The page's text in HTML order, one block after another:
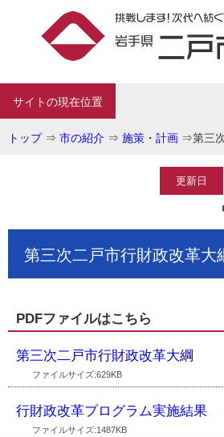
サイトの現在位置
トップ⇒ 市の紹介 ⇒ 施策・計画 ⇒第三
更新日
第三次二戸市行財政改革大
PDFファイルはこちら
第三次二戸市行財政改革大綱
ファイルサイズ:629KB
行財政改革プログラム実施結果
ファイルサイズ:1487KB